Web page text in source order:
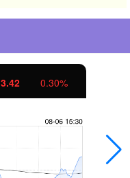
3.42 0.30%